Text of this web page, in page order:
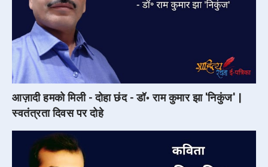
आज़ादी हमको मिली - दोहा छंद - डॉ॰ राम कुमार झा 'निकुंज' |
स्वतंत्रता दिवस पर दोहे